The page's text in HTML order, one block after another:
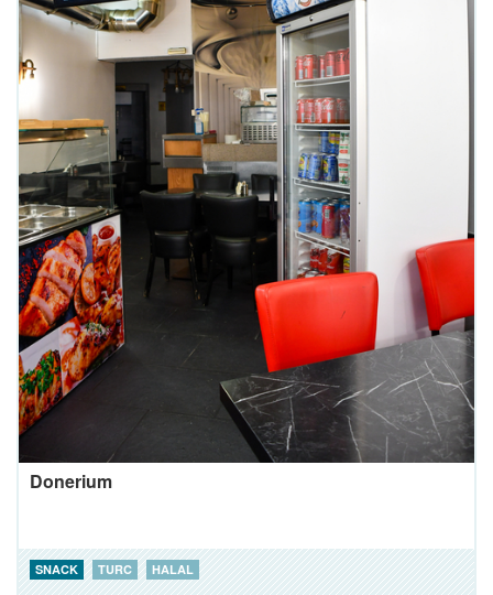
Donerium
SNACK TURC HALAL